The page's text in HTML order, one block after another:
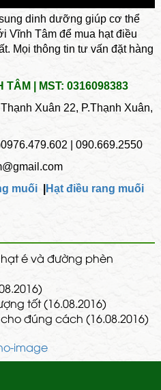
dinh dưỡng giúp cơ thể
Vĩnh Tâm để mua hạt điều
Mọi thông tin tư vấn đặt hàng
TÂM | MST: 0316098383
Xuân 22, P.Thạnh Xuân,
| 090.669.2550
muối
Hạt điều rang muối
é và đường phèn
tốt (16.08.2016)
đúng cách (16.08.2016)